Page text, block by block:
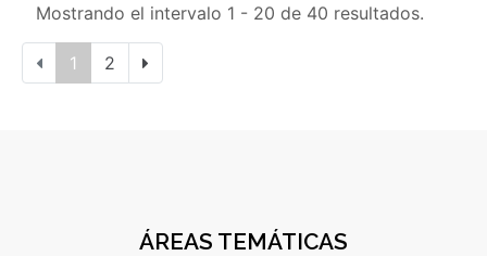
Mostrando el intervalo 1 - 20 de 40 resultados.
1 2
ÁREAS TEMÁTICAS